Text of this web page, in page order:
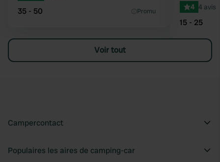
35 - 50 Promu 4 4 avis
15 - 25
Voir tout
Campercontact
Populaires les aires de camping-car